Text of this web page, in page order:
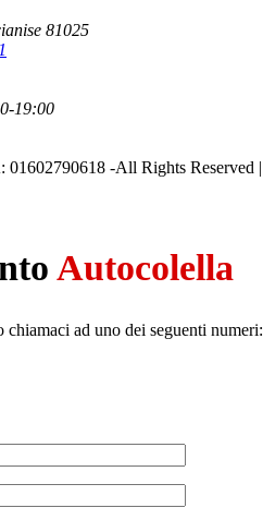
81025
19:00
01602790618 -All Rights Reserved |
Autocolella
chiamaci ad uno dei seguenti numeri: